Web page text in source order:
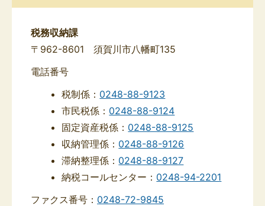
税務収納課
〒962-8601 須賀川市八幡町135
電話番号
税制係： 0248-88-9123
市民税係： 0248-88-9124
固定資産税係： 0248-88-9125
収納管理係： 0248-88-9126
滞納整理係： 0248-88-9127
納税コールセンター： 0248-94-2201
ファクス番号： 0248-72-9845